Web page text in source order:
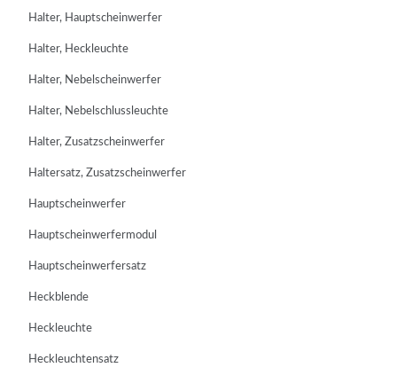
Halter, Hauptscheinwerfer
Halter, Heckleuchte
Halter, Nebelscheinwerfer
Halter, Nebelschlussleuchte
Halter, Zusatzscheinwerfer
Haltersatz, Zusatzscheinwerfer
Hauptscheinwerfer
Hauptscheinwerfermodul
Hauptscheinwerfersatz
Heckblende
Heckleuchte
Heckleuchtensatz